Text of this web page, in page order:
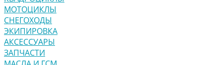
МОТОЦИКЛЫ
СНЕГОХОДЫ
ЭКИПИРОВКА
АКСЕССУАРЫ
ЗАПЧАСТИ